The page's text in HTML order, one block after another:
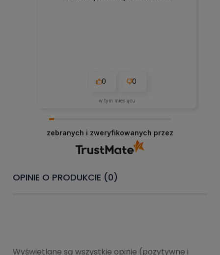
0 0
w tym miesiącu
zebranych i zweryfikowanych przez
OPINIE O PRODUKCIE (0)
Wyświetlane są wszystkie opinie (pozytywne i